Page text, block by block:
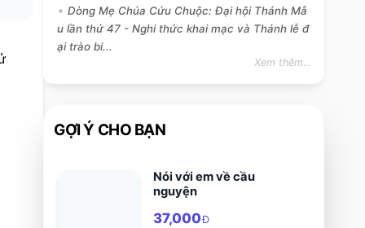
Dòng Mẹ Chúa Cứu Chuộc: Đại hội Thánh Mẫ
u lần thứ 47 - Nghi thức khai mạc và Thánh lễ đ
ại trào bi...
Xem thêm...
GỢI Ý CHO BẠN
Nói với em về cầu
nguyện
37,000Đ